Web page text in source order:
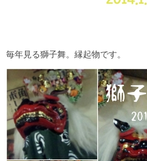
毎年見る獅子舞。縁起物です。